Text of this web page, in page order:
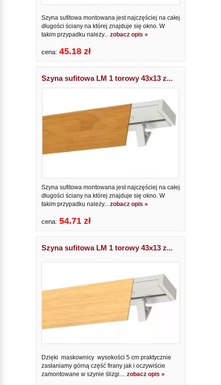
Szyna sufitowa montowana jest najczęściej na całej
długości ściany na której znajduje się okno. W
takim przypadku należy... zobacz opis »
cena: 45.18 zł
Szyna sufitowa LM 1 torowy 43x13 z...
Szyna sufitowa montowana jest najczęściej na całej
długości ściany na której znajduje się okno. W
takim przypadku należy... zobacz opis »
cena: 54.71 zł
Szyna sufitowa LM 1 torowy 43x13 z...
Dzięki maskownicy wysokości 5 cm praktycznie
zasłaniamy górną część firany jak i oczywiście
zamontowane w szynie ślizgi.... zobacz opis »